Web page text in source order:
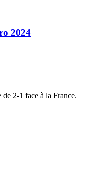
2024
2-1 face à la France.